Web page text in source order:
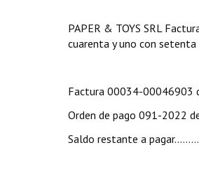
PAPER & TOYS SRL
cuarenta y uno con
Factura 00034-
Orden de pago 091-
Saldo restante a